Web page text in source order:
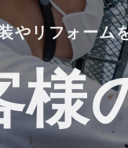
様
やリフォーム
様
様